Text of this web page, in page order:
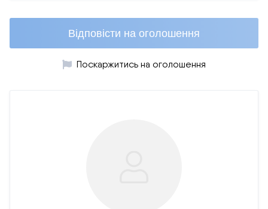
Відповісти на оголошення
Поскаржитись на оголошення